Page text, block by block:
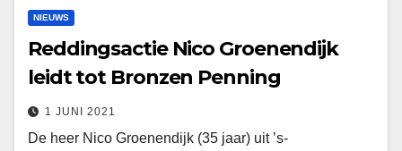
NIEUWS
Reddingsactie Nico Groenendijk
leidt tot Bronzen Penning
1 JUNI 2021
De heer Nico Groenendijk (35 jaar) uit ’s-